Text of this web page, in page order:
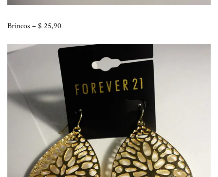
Brincos – $ 25,90